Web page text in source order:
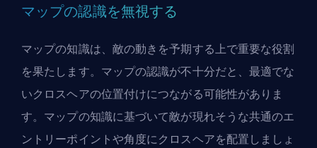
マップの認識を無視する
マップの知識は、敵の動きを予期する上で重要な役割
を果たします。マップの認識が不十分だと、最適でな
いクロスヘアの位置付けにつながる可能性がありま
す。マップの知識に基づいて敵が現れそうな共通のエ
ントリーポイントや角度にクロスヘアを配置しましょ